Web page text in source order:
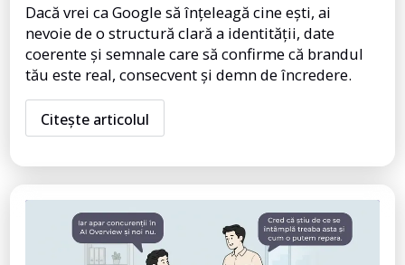
Dacă vrei ca Google să înțeleagă cine ești, ai
nevoie de o structură clară a identității, date
coerente și semnale care să confirme că brandul
tău este real, consecvent și demn de încredere.
Citește articolul